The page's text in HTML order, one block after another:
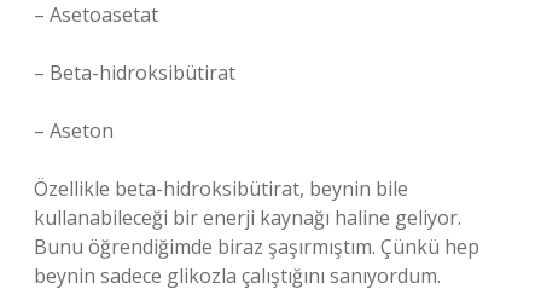
– Asetoasetat
– Beta-hidroksibütirat
– Aseton
Özellikle beta-hidroksibütirat, beynin bile
kullanabileceği bir enerji kaynağı haline geliyor.
Bunu öğrendiğimde biraz şaşırmıştım. Çünkü hep
beynin sadece glikozla çalıştığını sanıyordum.